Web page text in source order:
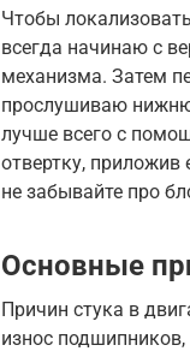
Чтобы
всегда начинаю с
механизма. Затем
прослушиваю
лучше всего с
отвертку, приложив
не забывайте про
Основные
Причин стука в
износ